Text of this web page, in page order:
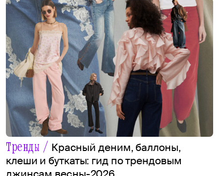
Тренды / Красный деним, баллоны,
клеши и буткаты: гид по трендовым